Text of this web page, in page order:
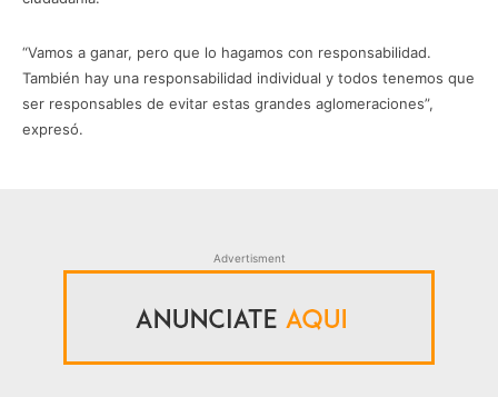
“Vamos a ganar, pero que lo hagamos con responsabilidad.
También hay una responsabilidad individual y todos tenemos que
ser responsables de evitar estas grandes aglomeraciones”,
expresó.
Advertisment